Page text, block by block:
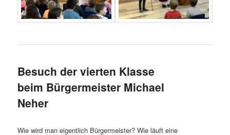
Besuch der vierten Klasse
beim Bürgermeister Michael
Neher
Wie wird man eigentlich Bürgermeister? Wie läuft eine